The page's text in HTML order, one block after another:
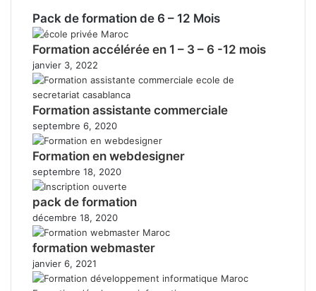
Pack de formation de 6 – 12 Mois
Formation accélérée en 1 – 3 – 6 -12 mois
janvier 3, 2022
Formation assistante commerciale
septembre 6, 2020
Formation en webdesigner
septembre 18, 2020
pack de formation
décembre 18, 2020
formation webmaster
janvier 6, 2021